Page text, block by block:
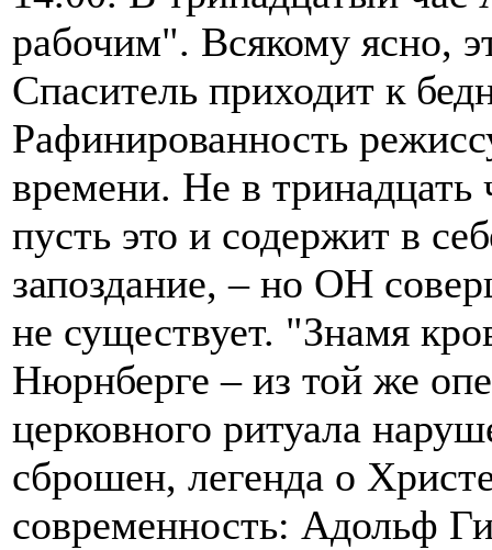
рабочим". Всякому ясно,
Спаситель приходит к
Рафинированность
времени. Не в тринадцать
пусть это и содержит в
запоздание, – но ОН
не существует. "Знамя
Нюрнберге – из той же
церковного ритуала
сброшен, легенда о
современность: Адольф